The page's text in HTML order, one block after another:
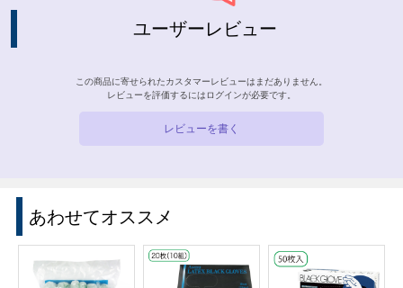
ユーザーレビュー
この商品に寄せられたカスタマーレビューはまだありません。
レビューを評価するには ログインが必要です。
レビューを書く
あわせてオススメ